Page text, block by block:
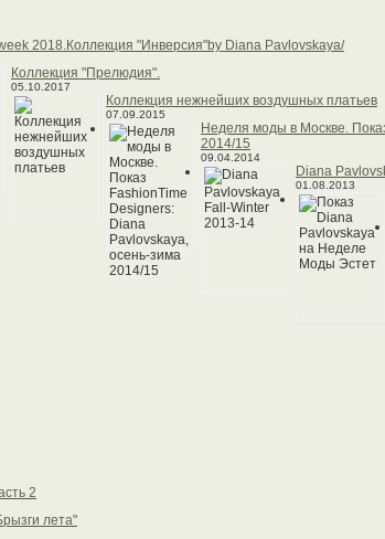
2018.Коллекция "Инверсия"by Diana Pavlovskaya/
Коллекция "Прелюдия".
05.10.2017
Коллекция нежнейших воздушных платьев
07.09.2015
Неделя моды в Москве.
2014/15
09.04.2014
Diana
01.08.2013
2
лета"